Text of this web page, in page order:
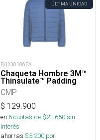
ÚLTIMA UNIDAD
BH230106BA
Chaqueta Hombre 3M™
Thinsulate™ Padding
CMP
$ 129.900
en 6cuotas de $21.650sin
interés
ahorras $5.200 por